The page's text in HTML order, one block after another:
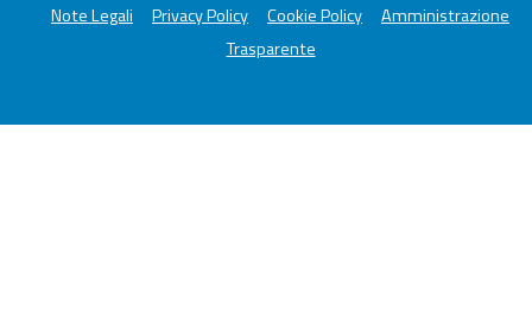
Note Legali Privacy Policy Cookie Policy
Amministrazione
Trasparente